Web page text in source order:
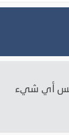
لمس أي شيء